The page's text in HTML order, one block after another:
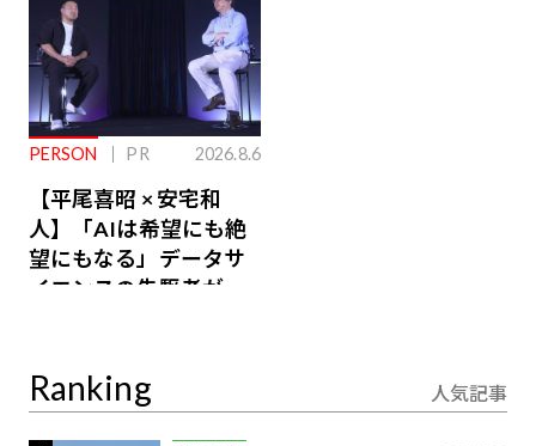
PERSON PR 2026.8.6
【平尾喜昭 × 安宅和
人】「AIは希望にも絶
望にもなる」データサ
イエンスの先駆者が語
Ranking 人気記事